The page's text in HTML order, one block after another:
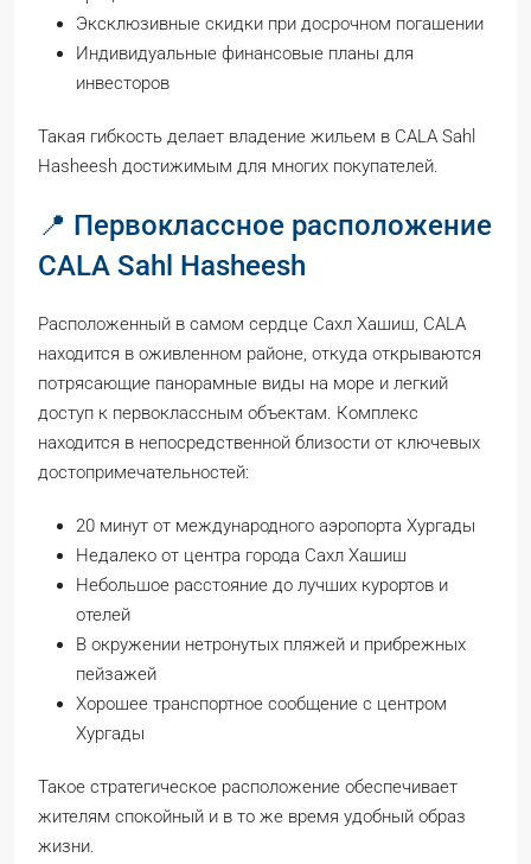
Эксклюзивные скидки при досрочном погашении
Индивидуальные финансовые планы для
инвесторов
Такая гибкость делает владение жильем в CALA Sahl
Hasheesh достижимым для многих покупателей.
📍 Первоклассное расположение
CALA Sahl Hasheesh
Расположенный в самом сердце Сахл Хашиш, CALA
находится в оживленном районе, откуда открываются
потрясающие панорамные виды на море и легкий
доступ к первоклассным объектам. Комплекс
находится в непосредственной близости от ключевых
достопримечательностей:
20 минут от международного аэропорта Хургады
Недалеко от центра города Сахл Хашиш
Небольшое расстояние до лучших курортов и
отелей
В окружении нетронутых пляжей и прибрежных
пейзажей
Хорошее транспортное сообщение с центром
Хургады
Такое стратегическое расположение обеспечивает
жителям спокойный и в то же время удобный образ
жизни.